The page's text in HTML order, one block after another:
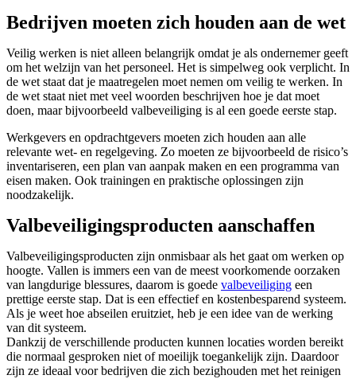
Bedrijven moeten zich houden aan de wet
Veilig werken is niet alleen belangrijk omdat je als ondernemer geeft
om het welzijn van het personeel. Het is simpelweg ook verplicht. In
de wet staat dat je maatregelen moet nemen om veilig te werken. In
de wet staat niet met veel woorden beschrijven hoe je dat moet
doen, maar bijvoorbeeld valbeveiliging is al een goede eerste stap.
Werkgevers en opdrachtgevers moeten zich houden aan alle
relevante wet- en regelgeving. Zo moeten ze bijvoorbeeld de risico’s
inventariseren, een plan van aanpak maken en een programma van
eisen maken. Ook trainingen en praktische oplossingen zijn
noodzakelijk.
Valbeveiligingsproducten aanschaffen
Valbeveiligingsproducten zijn onmisbaar als het gaat om werken op
hoogte. Vallen is immers een van de meest voorkomende oorzaken
van langdurige blessures, daarom is goede valbeveiliging een
prettige eerste stap. Dat is een effectief en kostenbesparend systeem.
Als je weet hoe abseilen eruitziet, heb je een idee van de werking
van dit systeem.
Dankzij de verschillende producten kunnen locaties worden bereikt
die normaal gesproken niet of moeilijk toegankelijk zijn. Daardoor
zijn ze ideaal voor bedrijven die zich bezighouden met het reinigen